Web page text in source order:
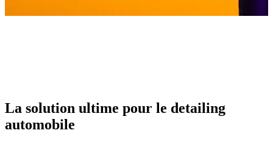
La solution ultime pour le detailing
automobile